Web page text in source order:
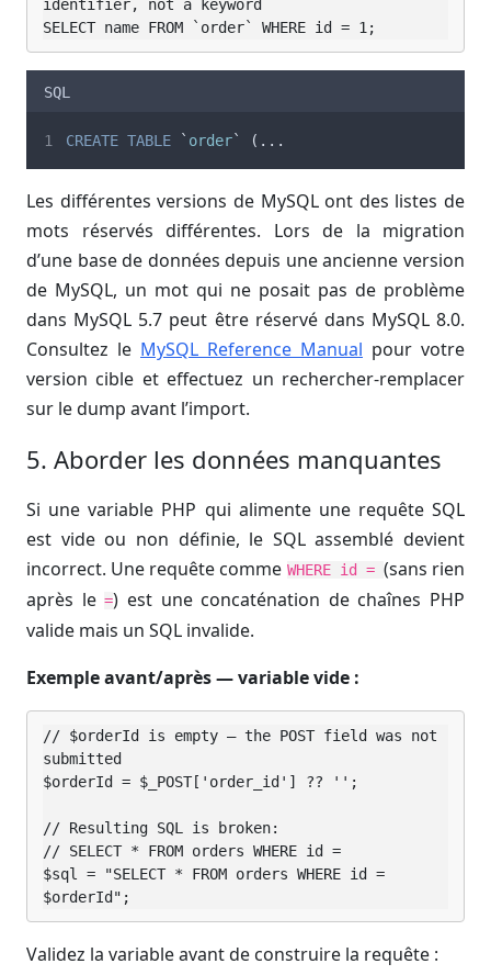
identifier, not a keyword
SELECT name FROM `order` WHERE id = 1;
SQL
CREATE TABLE ` order` (...
Les différentes versions de MySQL ont des listes de
mots réservés différentes. Lors de la migration
d’une base de données depuis une ancienne version
de MySQL, un mot qui ne posait pas de problème
dans MySQL 5.7 peut être réservé dans MySQL 8.0.
Consultez le MySQL Reference Manual pour votre
version cible et effectuez un rechercher-remplacer
sur le dump avant l’import.
5. Aborder les données manquantes
Si une variable PHP qui alimente une requête SQL
est vide ou non définie, le SQL assemblé devient
incorrect. Une requête comme WHERE id = (sans rien
après le=) est une concaténation de chaînes PHP
valide mais un SQL invalide.
Exemple avant/après — variable vide :
// $orderId is empty — the POST field was not
submitted
$orderId = $_POST['order_id'] ?? '';
// Resulting SQL is broken:
// SELECT * FROM orders WHERE id =
$sql = "SELECT * FROM orders WHERE id =
$orderId";
Validez la variable avant de construire la requête :